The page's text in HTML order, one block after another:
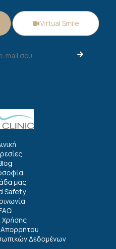
Virtual Smile
μας
Safety
Χρήσης
Απορρήτου
Δεδομένων